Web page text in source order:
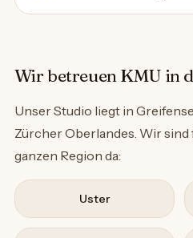
Wir betreuen KMU in
Unser Studio liegt in
Zürcher Oberlandes. Wir
ganzen Region da:
Uster